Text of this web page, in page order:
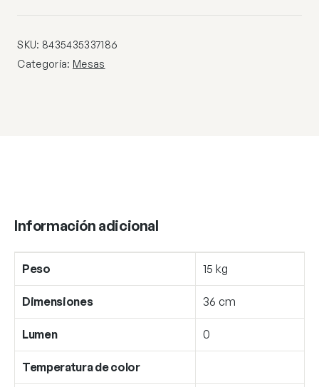
SKU: 8435435337186
Categoría: Mesas
Información adicional
Peso 15 kg
Dimensiones 36 cm
Lumen 0
Temperatura de color